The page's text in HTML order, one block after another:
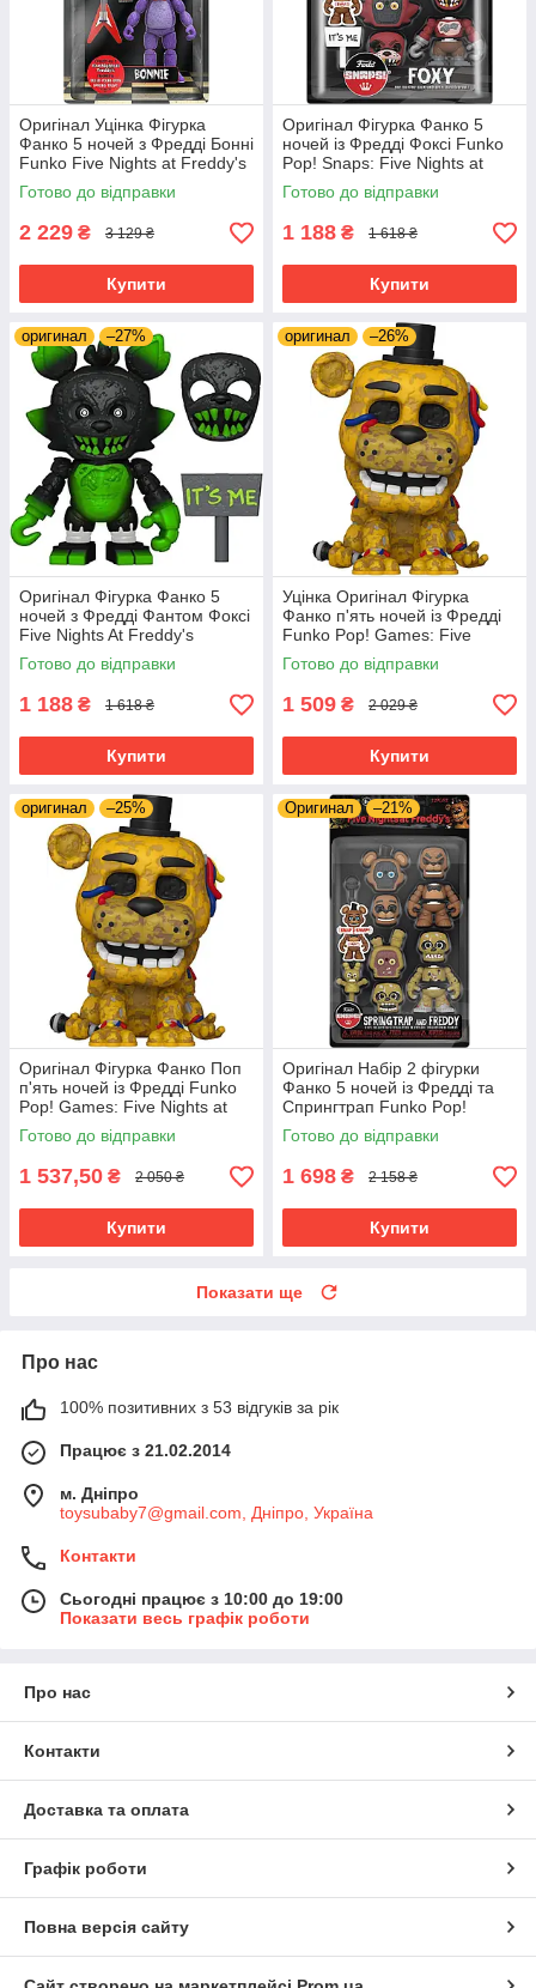
Оригінал Уцінка Фігурка
Фанко 5 ночей з Фредді Бонні
Funko Five Nights at Freddy's
(FNAF) — Bonnie The Rabbit
8849
Готово до відправки
2 229 ₴ 3 129 ₴
Купити
Оригінал Фігурка Фанко 5
ночей із Фредді Фоксі Funko
Pop! Snaps: Five Nights at
Freddy's - Foxy 64921
Готово до відправки
1 188 ₴ 1 618 ₴
Купити
оригинал –27%
Оригінал Фігурка Фанко 5
ночей з Фредді Фантом Фоксі
Five Nights At Freddy's
(FNAF) Snap: Phantom
Foxy ‎67695
Готово до відправки
1 188 ₴ 1 618 ₴
Купити
оригинал –26%
Уцінка Оригінал Фігурка
Фанко п'ять ночей із Фредді
Funko Pop! Games: Five
Nights at Freddy's (FNAF) -
Withered Golden Freddy 1033
Готово до відправки
1 509 ₴ 2 029 ₴
Купити
оригинал –25%
Оригінал Фігурка Фанко Поп
п'ять ночей із Фредді Funko
Pop! Games: Five Nights at
Freddy's (FNAF) - Withered
Golden Freddy 1033
Готово до відправки
1 537,50 ₴ 2 050 ₴
Купити
Оригинал –21%
Оригінал Набір 2 фігурки
Фанко 5 ночей із Фредді та
Спрингтрап Funko Pop!
Snaps: Five Nights at Freddy's
64924
Готово до відправки
1 698 ₴ 2 158 ₴
Купити
Показати ще
Про нас
100% позитивних з 53 відгуків за рік
Працює з 21.02.2014
м. Дніпро
toysubaby7@gmail.com, Дніпро, Україна
Контакти
Сьогодні працює з 10:00 до 19:00
Показати весь графік роботи
Про нас
Контакти
Доставка та оплата
Графік роботи
Повна версія сайту